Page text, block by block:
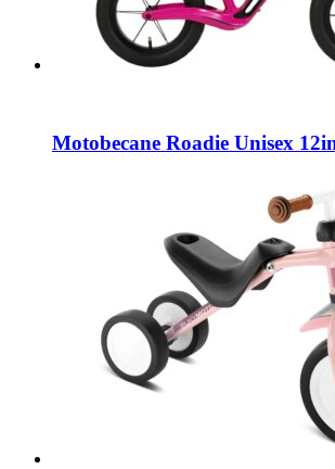
Motobecane Roadie Unisex